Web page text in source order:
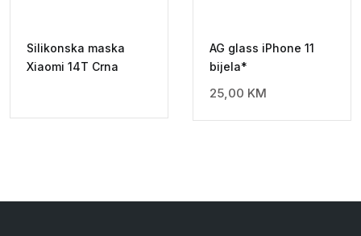
Silikonska maska
Xiaomi 14T Crna
AG glass iPhone 11
bijela*
25,00 KM